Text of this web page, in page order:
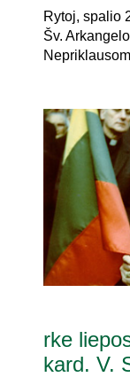
Rytoj, spalio
Šv.
rke
kard. V.